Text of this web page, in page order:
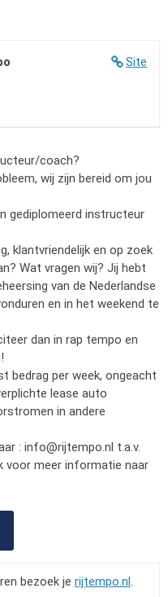
Site
coach?
wij zijn bereid om jou
gediplomeerd instructeur
klantvriendelijk en op zoek
Wat vragen wij? Jij hebt
van de Nederlandse
en in het weekend te
dan in rap tempo en
bedrag per week, ongeacht
lease auto
in andere
: info@rijtempo.nl t.a.v.
voor meer informatie naar
bezoek je rijtempo.nl.